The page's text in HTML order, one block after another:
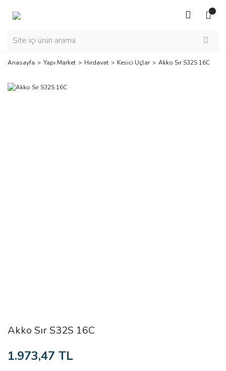
Anasayfa Yapı Market Hırdavat Kesici Uçlar Akko Sır S32S 16C
Akko Sır S32S 16C
1.973,47 TL